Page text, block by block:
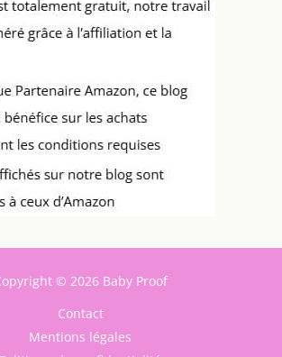
© 2026 Baby Proof
Contact
Mentions légales